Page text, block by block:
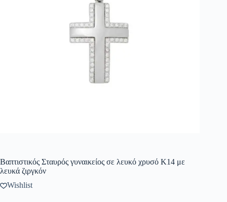
Βαπτιστικός Σταυρός γυναικείος σε λευκό χρυσό K14 με
λευκά ζιργκόν
Wishlist